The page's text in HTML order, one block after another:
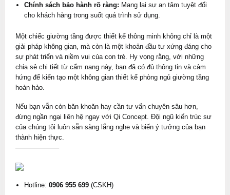
Chính sách bảo hành rõ ràng: Mang lại sự an tâm tuyệt đối
cho khách hàng trong suốt quá trình sử dụng.
Một chiếc giường tầng được thiết kế thông minh không chỉ là một
giải pháp không gian, mà còn là một khoản đầu tư xứng đáng cho
sự phát triển và niềm vui của con trẻ. Hy vọng rằng, với những
chia sẻ chi tiết từ cẩm nang này, bạn đã có đủ thông tin và cảm
hứng để kiến tạo một không gian thiết kế phòng ngủ giường tầng
hoàn hảo.
Nếu bạn vẫn còn băn khoăn hay cần tư vấn chuyên sâu hơn,
đừng ngần ngại liên hệ ngay với Qi Concept. Đội ngũ kiến trúc sư
của chúng tôi luôn sẵn sàng lắng nghe và biến ý tưởng của bạn
thành hiện thực.
——————–
Hotline: 0906 955 699(CSKH)